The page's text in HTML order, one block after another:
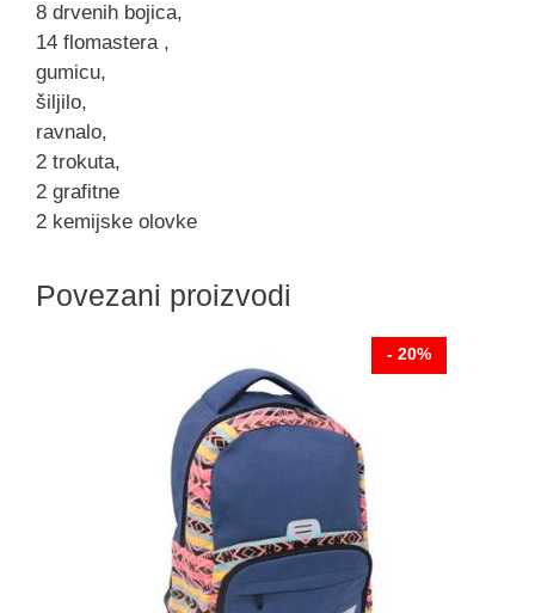
8 drvenih bojica,
14 flomastera ,
gumicu,
šiljilo,
ravnalo,
2 trokuta,
2 grafitne
2 kemijske olovke
Povezani proizvodi
- 20%